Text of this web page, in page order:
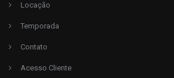
Locação
Temporada
Contato
Acesso Cliente